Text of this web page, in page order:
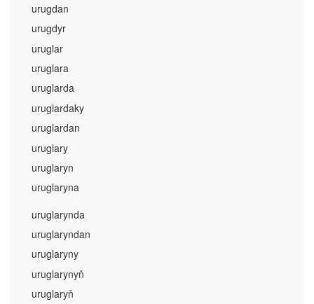
urugdan
urugdyr
uruglar
uruglara
uruglarda
uruglardaky
uruglardan
uruglary
uruglaryn
uruglaryna
uruglarynda
uruglaryndan
uruglaryny
uruglarynyň
uruglaryň